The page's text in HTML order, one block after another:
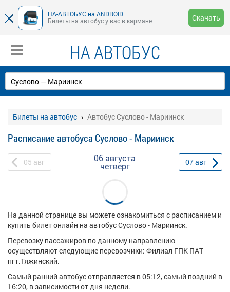
НА-АВТОБУС на ANDROID
Билеты на автобус у вас в кармане
Скачать
НА АВТОБУС
Билеты на автобус Автобус Суслово - Мариинск
Расписание автобуса Суслово - Мариинск
05 авг 06 августа
четверг 07авг
На данной странице вы можете ознакомиться с расписанием и
купить билет онлайн на автобус Суслово - Мариинск.
Перевозку пассажиров по данному направлению
осуществляют следующие перевозчики: Филиал ГПК ПАТ
пгт.Тяжинский.
Самый ранний автобус отправляется в 05:12, самый поздний в
16:20, в зависимости от дня недели.